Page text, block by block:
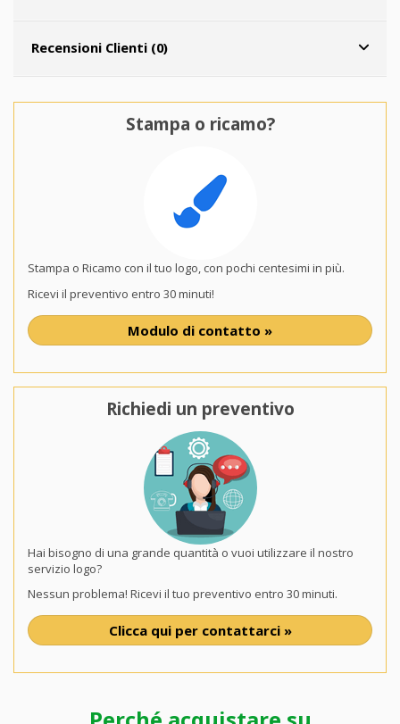
Recensioni Clienti (0)
Stampa o ricamo?
Stampa o Ricamo con il tuo logo, con pochi centesimi in più.
Ricevi il preventivo entro 30 minuti!
Modulo di contatto »
Richiedi un preventivo
Hai bisogno di una grande quantità o vuoi utilizzare il nostro
servizio logo?
Nessun problema! Ricevi il tuo preventivo entro 30 minuti.
Clicca qui per contattarci »